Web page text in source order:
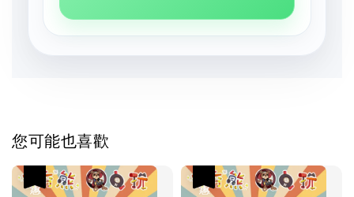
您可能也喜歡